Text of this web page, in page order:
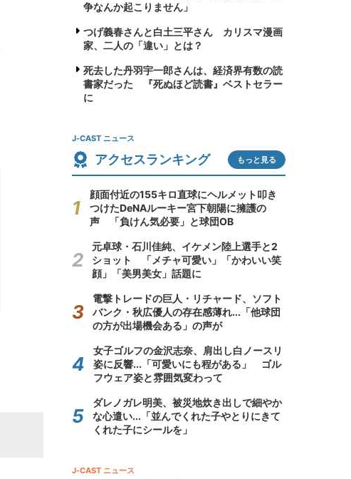
争なんか起こりません」
つげ義春さんと白土三平さん カリスマ漫画
家、二人の「違い」とは？
死去した丹羽宇一郎さんは、経済界有数の読
書家だった 『死ぬほど読書』ベストセラー
に
J-CAST ニュース
アクセスランキング もっと見る
顔面付近の155キロ直球にヘルメット叩き
つけたDeNAルーキー宮下朝陽に擁護の
声 「負けん気必要」と球団OB
元卓球・石川佳純、イケメン陸上選手と2
ショット 「メチャ可愛い」「かわいい笑
顔」「美男美女」話題に
電撃トレードの巨人・リチャード、ソフト
バンク・秋広優人の存在感薄れ...「他球団
の方が出場機会ある」の声が
女子ゴルフの金沢志奈、肩出し白ノースリ
姿に反響...「可愛いにも程がある」 ゴル
フウェア姿と雰囲気変わって
ダレノガレ明美、被災地炊き出しで細やか
な心遣い...「並んでくれた子やとりにきて
くれた子にシールを」
J-CAST ニュース